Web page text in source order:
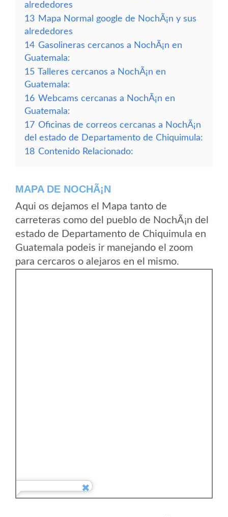
alrededores
13 Mapa Normal google de NochÃ¡n y sus
alrededores
14 Gasolineras cercanos a NochÃ¡n en
Guatemala:
15 Talleres cercanos a NochÃ¡n en
Guatemala:
16 Webcams cercanas a NochÃ¡n en
Guatemala:
17 Oficinas de correos cercanas a NochÃ¡n
del estado de Departamento de Chiquimula:
18 Contenido Relacionado:
MAPA DE NOCHÃ¡N
Aqui os dejamos el Mapa tanto de
carreteras como del pueblo de NochÃ¡n del
estado de Departamento de Chiquimula en
Guatemala podeis ir manejando el zoom
para cercaros o alejaros en el mismo.